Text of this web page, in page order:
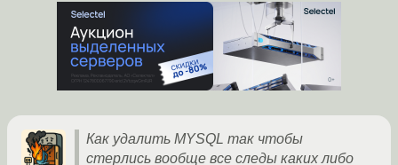
Как удалить MYSQL так чтобы
стерлись вообще все следы каких либо